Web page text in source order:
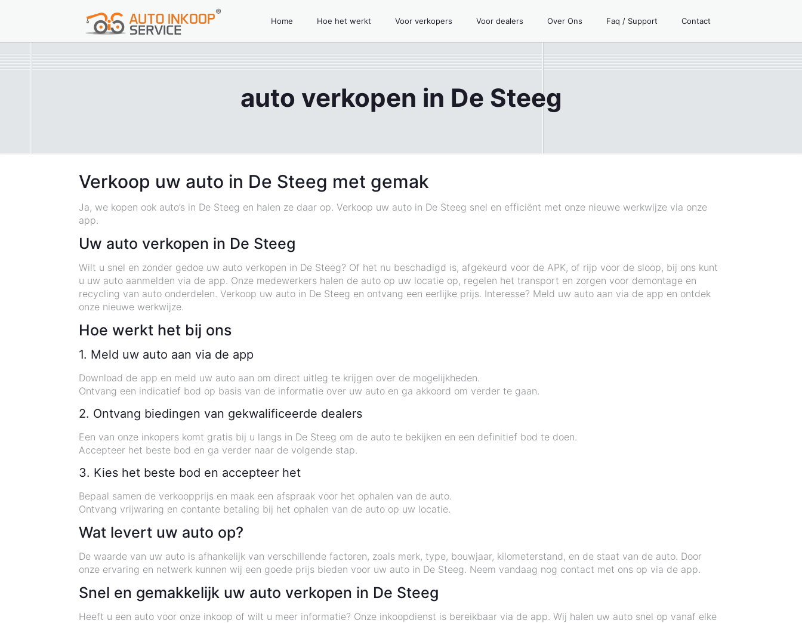
Home Hoe het werkt Voor verkopers Voor dealers Over Ons Faq / Support Contact
auto verkopen in De Steeg
Verkoop uw auto in De Steeg met gemak
Ja, we kopen ook auto’s in De Steeg en halen ze daar op. Verkoop uw auto in De Steeg snel en efficiënt met onze nieuwe werkwijze via onze
app.
Uw auto verkopen in De Steeg
Wilt u snel en zonder gedoe uw auto verkopen in De Steeg? Of het nu beschadigd is, afgekeurd voor de APK, of rijp voor de sloop, bij ons kunt
u uw auto aanmelden via de app. Onze medewerkers halen de auto op uw locatie op, regelen het transport en zorgen voor demontage en
recycling van auto onderdelen. Verkoop uw auto in De Steeg en ontvang een eerlijke prijs. Interesse? Meld uw auto aan via de app en ontdek
onze nieuwe werkwijze.
Hoe werkt het bij ons
1. Meld uw auto aan via de app
Download de app en meld uw auto aan om direct uitleg te krijgen over de mogelijkheden.
Ontvang een indicatief bod op basis van de informatie over uw auto en ga akkoord om verder te gaan.
2. Ontvang biedingen van gekwalificeerde dealers
Een van onze inkopers komt gratis bij u langs in De Steeg om de auto te bekijken en een definitief bod te doen.
Accepteer het beste bod en ga verder naar de volgende stap.
3. Kies het beste bod en accepteer het
Bepaal samen de verkoopprijs en maak een afspraak voor het ophalen van de auto.
Ontvang vrijwaring en contante betaling bij het ophalen van de auto op uw locatie.
Wat levert uw auto op?
De waarde van uw auto is afhankelijk van verschillende factoren, zoals merk, type, bouwjaar, kilometerstand, en de staat van de auto. Door
onze ervaring en netwerk kunnen wij een goede prijs bieden voor uw auto in De Steeg. Neem vandaag nog contact met ons op via de app.
Snel en gemakkelijk uw auto verkopen in De Steeg
Heeft u een auto voor onze inkoop of wilt u meer informatie? Onze inkoopdienst is bereikbaar via de app. Wij halen uw auto snel op vanaf elke